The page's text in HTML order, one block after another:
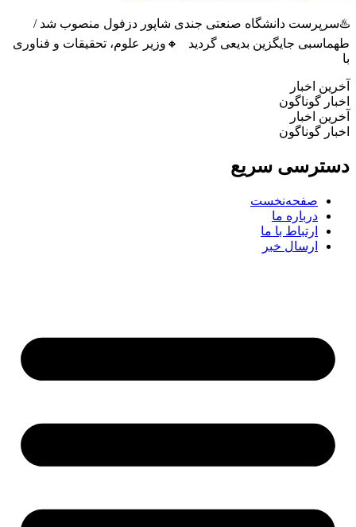
دانشگاه صنعتی جندی شاپور دزفول منصوب شد /
جایگزین بدیعی گردید 🔸وزیر علوم، تحقیقات و فناوری
اخبار
گوناگون
اخبار
گوناگون
سریع
صفحه‌نخست
درباره ما
ارتباط با ما
ارسال خبر